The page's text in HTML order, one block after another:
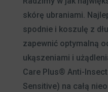
skórę ubraniami.
spodnie i koszulę z
zapewnić optymalną
ukąszeniami i
Care Plus® Anti-
Sensitive) na całą